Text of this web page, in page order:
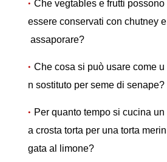
Che vegtables e frutti possono
essere conservati con chutney e
assaporare?
Che cosa si può usare come u
n sostituto per seme di senape?
Per quanto tempo si cucina un
a crosta torta per una torta merin
gata al limone?